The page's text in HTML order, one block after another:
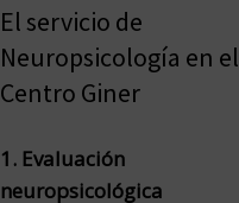
El servicio de
Neuropsicología en el
Centro Giner
1. Evaluación
neuropsicológica